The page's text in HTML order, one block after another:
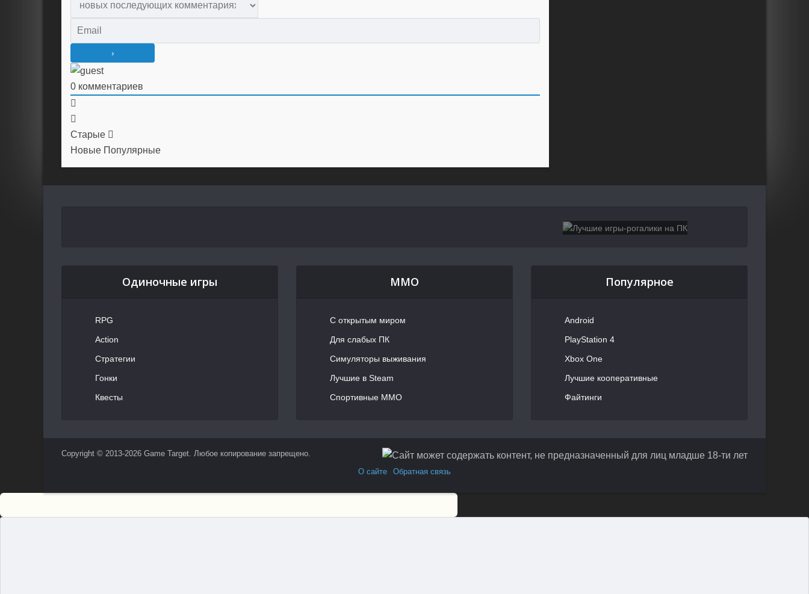
0 комментариев
Старые
Новые Популярные
Одиночные игры
RPG
Action
Стратегии
Гонки
Квесты
MMO
С открытым миром
Для слабых ПК
Симуляторы выживания
Лучшие в Steam
Спортивные MMO
Популярное
Android
PlayStation 4
Xbox One
Лучшие кооперативные
Файтинги
Copyright © 2013-2026 Game Target. Любое копирование запрещено.
О сайте
Обратная связь